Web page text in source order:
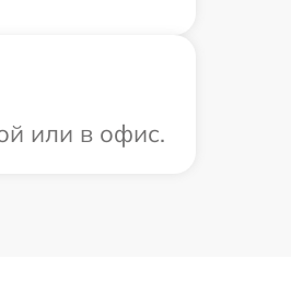
или в офис.